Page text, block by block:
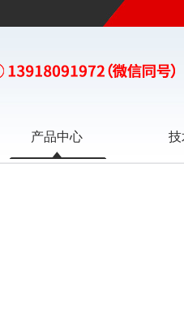
产品中心 技